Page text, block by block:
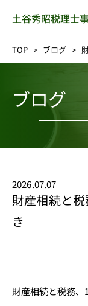
TOP ブログ
ブログ
2026.07.07
財産相続と
き
財産相続と税務、